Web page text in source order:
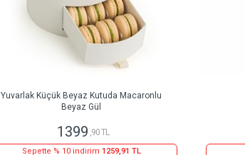
Yuvarlak Küçük Beyaz Kutuda Macaronlu
Beyaz Gül
1399 ,90 TL
Sepette % 10 indirim 1259,91 TL